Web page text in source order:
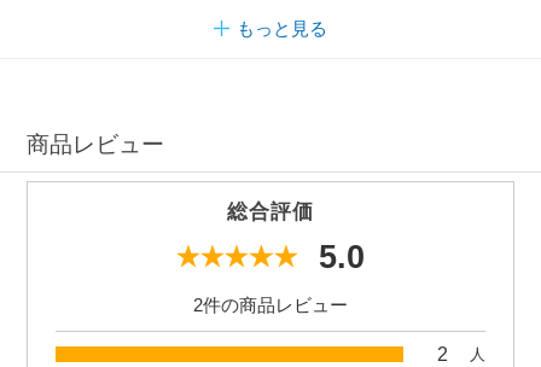
もっと見る
商品レビュー
総合評価
5.0
2件の商品レビュー
2 人